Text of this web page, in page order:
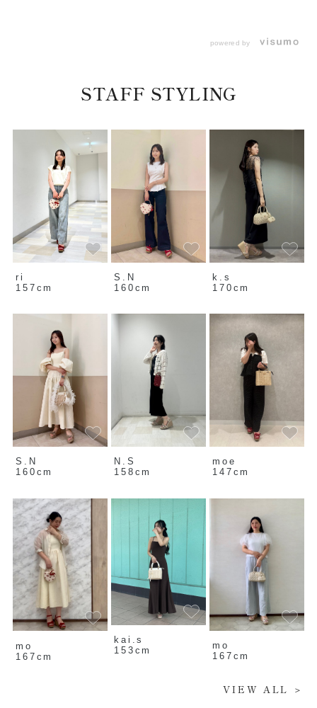
powered by
STAFF STYLING
ri
157cm
S.N
160cm
k.s
170cm
S.N
160cm
N.S
158cm
moe
147cm
mo
167cm
kai.s
153cm
mo
167cm
VIEW ALL ＞